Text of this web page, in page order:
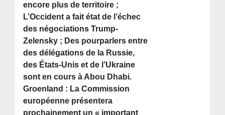
encore plus de territoire ;
L’Occident a fait état de l’échec
des négociations Trump-
Zelensky ; Des pourparlers entre
des délégations de la Russie,
des États-Unis et de l’Ukraine
sont en cours à Abou Dhabi.
Groenland : La Commission
européenne présentera
prochainement un « important